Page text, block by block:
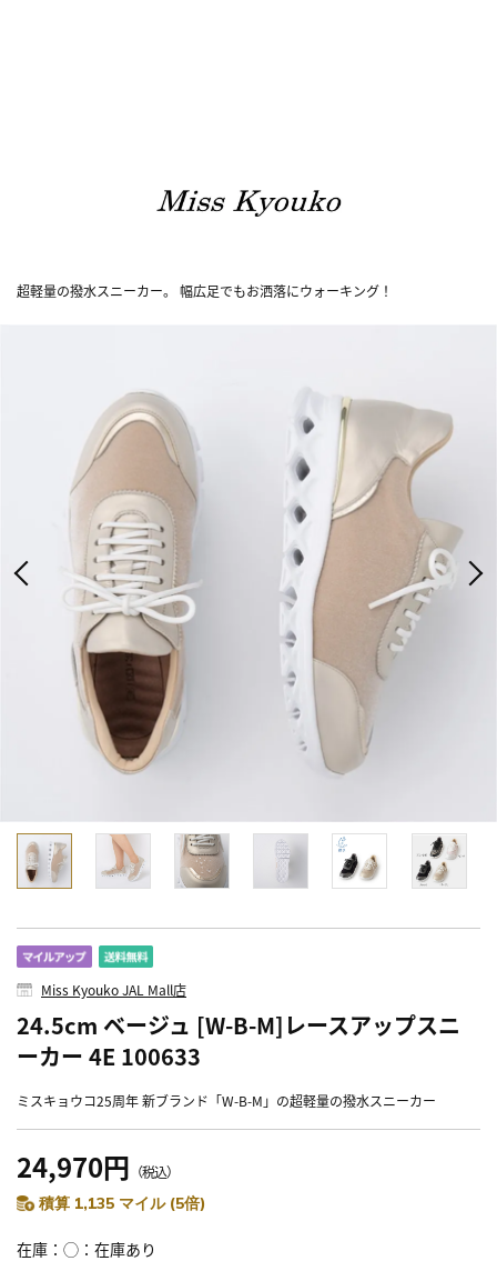
超軽量の撥水スニーカー。 幅広足でもお洒落にウォーキング！
Miss Kyouko JAL Mall店
24.5cm ベージュ [W-B-M]レースアップスニ
ーカー 4E 100633
ミスキョウコ25周年 新ブランド「W-B-M」の超軽量の撥水スニーカー
24,970円 （税込）
積算 1,135 マイル (5倍)
在庫 ◯：在庫あり